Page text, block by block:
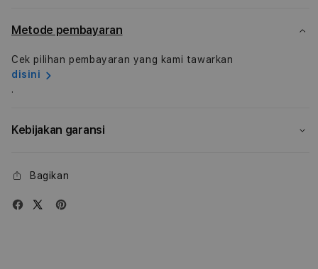
display
Metode pembayaran
Cek pilihan pembayaran yang kami tawarkan
disini
.
Kebijakan garansi
Bagikan